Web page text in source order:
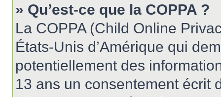
» Qu’est-ce que la COPPA ?
La COPPA (Child Online
États-Unis d’Amérique qui
potentiellement des
13 ans un consentement écrit